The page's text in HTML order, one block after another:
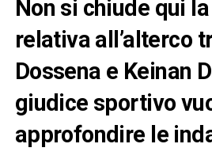
Non si chiude qui
relativa all’alterco
Dossena e Keinan
giudice sportivo
approfondire le